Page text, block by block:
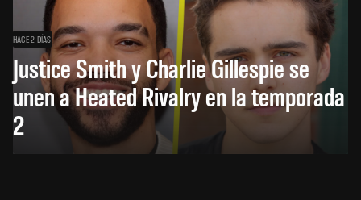
HACE 2 DÍAS
Justice Smith y Charlie Gillespie se
unen a Heated Rivalry en la temporada
2